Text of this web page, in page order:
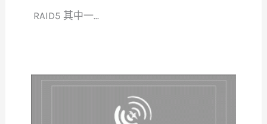
RAID5 其中一...